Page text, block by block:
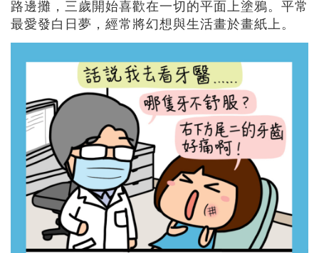
路邊攤，三歲開始喜歡在一切的平面上塗鴉。平常
最愛發白日夢，經常將幻想與生活畫於畫紙上。